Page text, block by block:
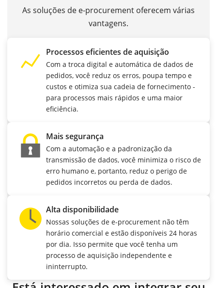
As soluções de e-procurement oferecem várias
vantagens.
Processos eficientes de aquisição
Com a troca digital e automática de dados de
pedidos, você reduz os erros, poupa tempo e
custos e otimiza sua cadeia de fornecimento -
para processos mais rápidos e uma maior
eficiência.
Mais segurança
Com a automação e a padronização da
transmissão de dados, você minimiza o risco de
erro humano e, portanto, reduz o perigo de
pedidos incorretos ou perda de dados.
Alta disponibilidade
Nossas soluções de e-procurement não têm
horário comercial e estão disponíveis 24 horas
por dia. Isso permite que você tenha um
processo de aquisição independente e
ininterrupto.